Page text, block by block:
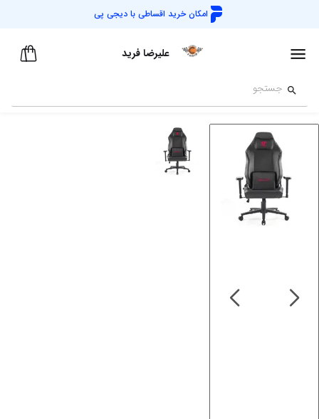
امکان خرید اقساطی با دیجی پی
علیرضا فرید